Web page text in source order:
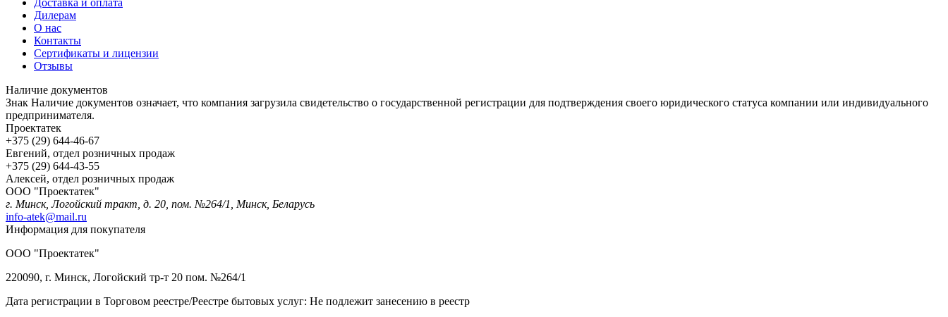
Доставка и оплата
Дилерам
О нас
Контакты
Сертификаты и лицензии
Отзывы
Наличие документов
Знак Наличие документов означает, что компания загрузила свидетельство о государственной регистрации для подтверждения своего юридического статуса компании или индивидуального
предпринимателя.
Проектатек
+375 (29) 644-46-67
Евгений, отдел розничных продаж
+375 (29) 644-43-55
Алексей, отдел розничных продаж
ООО "Проектатек"
г. Минск, Логойский тракт, д. 20, пом. №264/1, Минск, Беларусь
info-atek@mail.ru
Информация для покупателя
ООО "Проектатек"
220090, г. Минск, Логойский тр-т 20 пом. №264/1
Дата регистрации в Торговом реестре/Реестре бытовых услуг: Не подлежит занесению в реестр